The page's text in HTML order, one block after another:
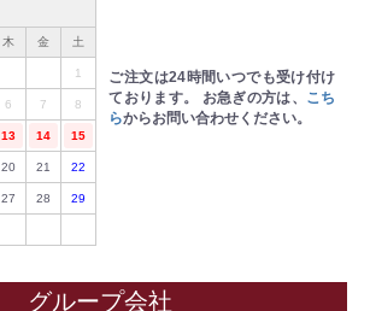
木 金 土
1
6 7 8
13 14 15
20 21 22
27 28 29
ご注文は24時間いつでも受け付け
ております。 お急ぎの方は、 こち
らからお問い合わせください。
グループ会社